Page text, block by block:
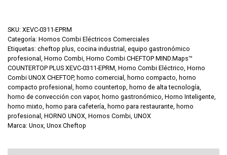
SKU: XEVC-0311-EPRM
Categoría: Hornos Combi Eléctricos Comerciales
Etiquetas: cheftop plus, cocina industrial , equipo gastronómico
profesional , Horno Combi, Horno Combi CHEFTOP MIND.Maps™
COUNTERTOP PLUS XEVC-0311-EPRM, Horno Combi Eléctrico, Horno
Combi UNOX CHEFTOP, horno comercial , horno compacto, horno
compacto profesional , horno countertop, horno de alta tecnología,
horno de convección con vapor, horno gastronómico, Horno Inteligente,
horno mixto, horno para cafetería, horno para restaurante, horno
profesional , HORNO UNOX, Hornos Combi, UNOX
Marca: Unox, Unox Cheftop